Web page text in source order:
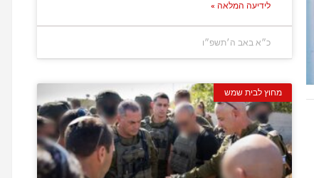
לידיעה המלאה »
כ״א באב ה׳תשפ״ו
מחוץ לבית שמש